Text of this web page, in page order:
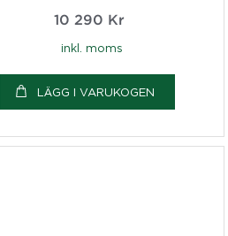
10 290 Kr
inkl. moms
LÄGG I VARUKOGEN